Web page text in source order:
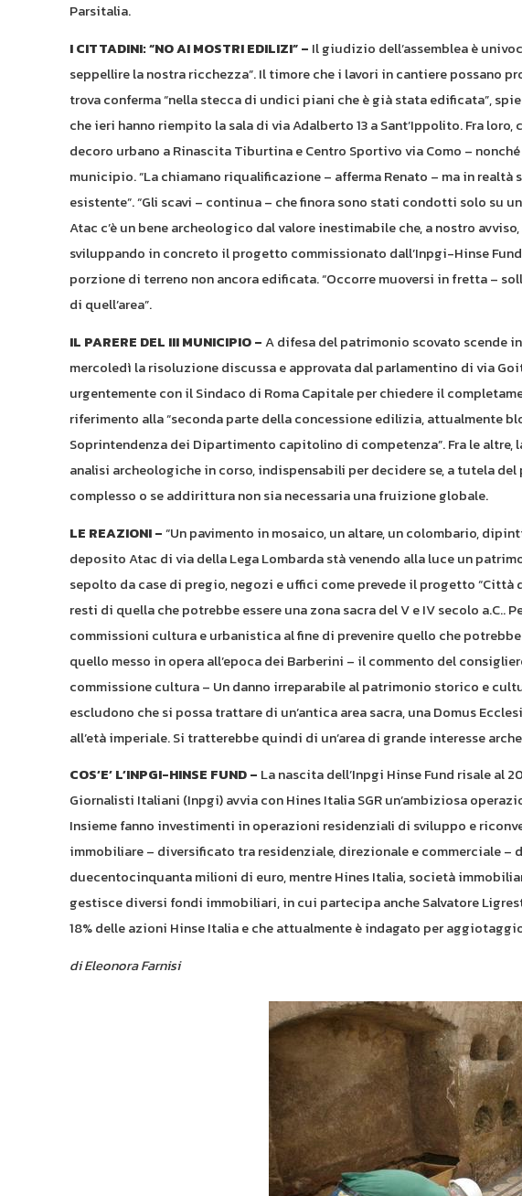
Parsitalia.
I CITTADINI: “NO AI MOSTRI EDILIZI” – Il giudizio dell’assemblea è
seppellire la nostra ricchezza”. Il timore che i lavori in cantiere possano
trova conferma “nella stecca di undici piani che è già stata edificata”,
che ieri hanno riempito la sala di via Adalberto 13 a Sant’Ippolito. Fra
decoro urbano a Rinascita Tiburtina e Centro Sportivo via Como –
municipio. “La chiamano riqualificazione – afferma Renato – ma in
esistente”. “Gli scavi – continua – che finora sono stati condotti solo
Atac c’è un bene archeologico dal valore inestimabile che, a nostro
sviluppando in concreto il progetto commissionato dall’Inpgi-Hinse
porzione di terreno non ancora edificata. “Occorre muoversi in fretta –
di quell’area”.
IL PARERE DEL III MUNICIPIO –A difesa del patrimonio scovato scende
mercoledì la risoluzione discussa e approvata dal parlamentino di via
urgentemente con il Sindaco di Roma Capitale per chiedere il
riferimento alla “seconda parte della concessione edilizia, attualmente
Soprintendenza dei Dipartimento capitolino di competenza”. Fra le
analisi archeologiche in corso, indispensabili per decidere se, a tutela
complesso o se addirittura non sia necessaria una fruizione globale.
LE REAZIONI –“Un pavimento in mosaico, un altare, un colombario,
deposito Atac di via della Lega Lombarda stà venendo alla luce un
sepolto da case di pregio, negozi e uffici come prevede il progetto “Città
resti di quella che potrebbe essere una zona sacra del V e IV secolo
commissioni cultura e urbanistica al fine di prevenire quello che
quello messo in opera all’epoca dei Barberini – il commento del
commissione cultura – Un danno irreparabile al patrimonio storico e
escludono che si possa trattare di un’antica area sacra, una Domus
all’età imperiale. Si tratterebbe quindi di un’area di grande interesse
COS’E’ L’INPGI-HINSE FUND – La nascita dell’Inpgi Hinse Fund risale al
Giornalisti Italiani (Inpgi) avvia con Hines Italia SGR un’ambiziosa
Insieme fanno investimenti in operazioni residenziali di sviluppo e
immobiliare – diversificato tra residenziale, direzionale e commerciale –
duecentocinquanta milioni di euro, mentre Hines Italia, società
gestisce diversi fondi immobiliari, in cui partecipa anche Salvatore
18% delle azioni Hinse Italia e che attualmente è indagato per
diEleonora Farnisi